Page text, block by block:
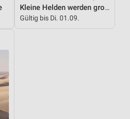
Kleine Helden werden gross
Gültig bis Di. 01.09.
zur Auswahl von
angeforderten